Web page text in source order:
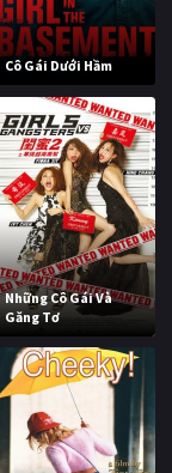
Cô Gái Dưới Hầm
Những Cô Gái Và
Găng Tơ